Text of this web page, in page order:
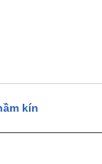
kín